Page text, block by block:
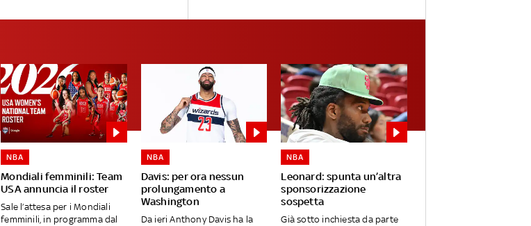
Mondiali femminili: Team
USA annuncia il roster
NBA
Sale l’attesa per i Mondiali
femminili, in programma dal
Davis: per ora nessun
prolungamento a
Washington
NBA
Da ieri Anthony Davis ha la
Leonard: spunta un’altra
sponsorizzazione
sospetta
NBA
Già sotto inchiesta da parte